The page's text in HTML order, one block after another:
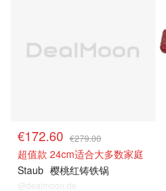
€172.60 €279.00
超值款 24cm适合大多数家庭
Staub 樱桃红铸铁锅
@dealmoon.de